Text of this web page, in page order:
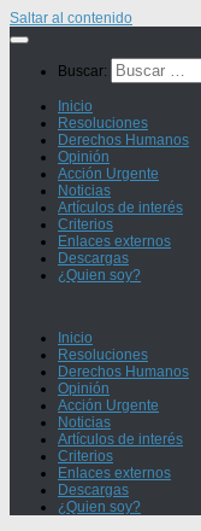
Saltar al contenido
Buscar:
Inicio
Resoluciones
Derechos Humanos
Opinión
Acción Urgente
Noticias
Artículos de interés
Criterios
Enlaces externos
Descargas
¿Quien soy?
Inicio
Resoluciones
Derechos Humanos
Opinión
Acción Urgente
Noticias
Artículos de interés
Criterios
Enlaces externos
Descargas
¿Quien soy?